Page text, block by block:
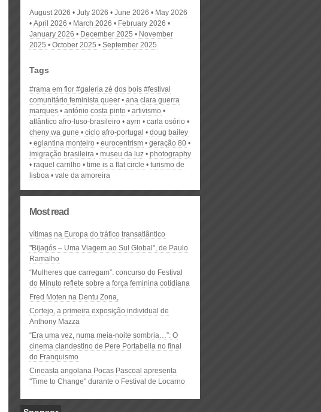
August 2026 July 2026 June 2026
May 2026
April 2026
March 2026
February 2026
January 2026
December 2025
November
2025
October 2025 September 2025
Tags
#rama em flor #galeria zé dos bois #festival
comunitário feminista queer
ana clara guerra
marques
antónio costa pinto
artivismo
atlântico afro-luso-brasileiro
ayrn
carla osório
cheny wa gune
ciclo afro-portugal
doug bailey
eglantina monteiro
eurocentrism
geração 80
imigração brasileira
museu da luz
photography
raquel carrilho
time is a flat circle
turismo de
lisboa
vale da amoreira
Most read
vítimas na Europa do tráfico transatlântico
"Bijagós – Uma Viagem ao Sul Global", de Paulo
Ramalho
“Mulheres que carregam”: concurso do Festival
do Minuto reflete sobre a força feminina cotidiana
Fred Moten na Dentu Zona,
Cortejo, a primeira exposição individual de
Anthony Mazza
“Era uma vez, numa meia-noite sombria…”: O
cinema clandestino de Pere Portabella no final
do Franquismo
Cineasta angolana Pocas Pascoal apresenta
"Time to Change" durante o Festival de Locarno